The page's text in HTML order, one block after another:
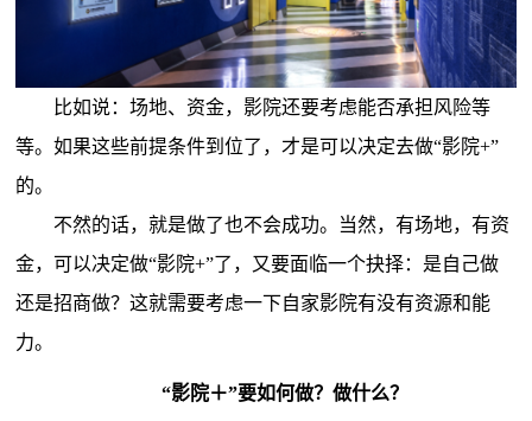
比如说：场地、资金，影院还要考虑能否承担风险等
等。如果这些前提条件到位了，才是可以决定去做“影院+”
的。
不然的话，就是做了也不会成功。当然，有场地，有资
金，可以决定做“影院+”了，又要面临一个抉择：是自己做
还是招商做？这就需要考虑一下自家影院有没有资源和能
力。
“影院＋”要如何做？做什么？